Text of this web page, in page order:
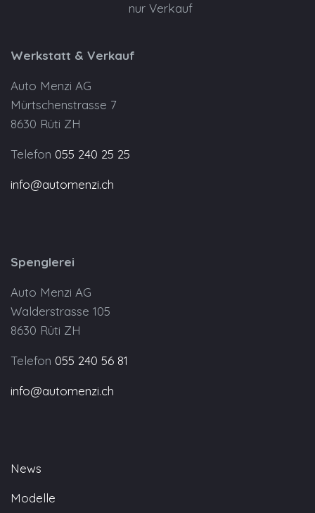
nur Verkauf
Werkstatt & Verkauf
Auto Menzi AG
Mürtschenstrasse 7
8630 Rüti ZH
Telefon 055 240 25 25
info@automenzi.ch
Spenglerei
Auto Menzi AG
Walderstrasse 105
8630 Rüti ZH
Telefon 055 240 56 81
info@automenzi.ch
News
Modelle